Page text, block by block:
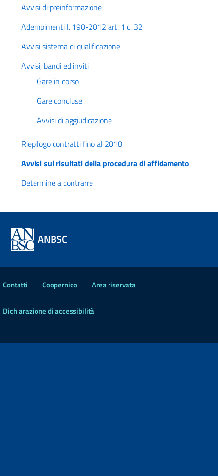
Avvisi di preinformazione
Adempimenti l. 190-2012 art. 1 c. 32
Avvisi sistema di qualificazione
Avvisi, bandi ed inviti
Gare in corso
Gare concluse
Avvisi di aggiudicazione
Riepilogo contratti fino al 2018
Avvisi sui risultati della procedura di affidamento
Determine a contrarre
ANBSC
Contatti Coopernico Area riservata
Dichiarazione di accessibilità